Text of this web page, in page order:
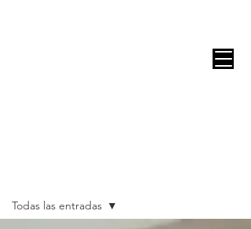
Todas las entradas